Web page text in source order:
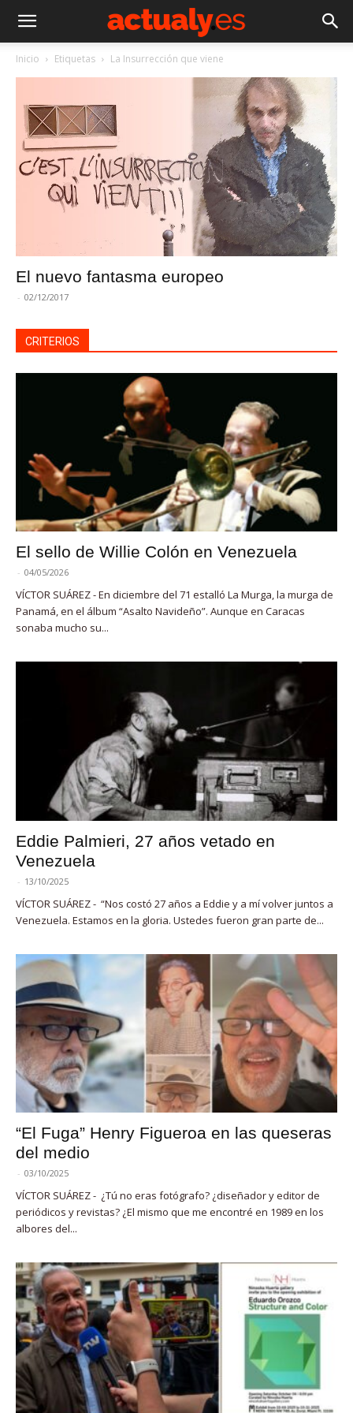
Inicio Etiquetas La Insurrección que viene
El nuevo fantasma europeo
- 02/12/2017
CRITERIOS
El sello de Willie Colón en Venezuela
- 04/05/2026
VÍCTOR SUÁREZ - En diciembre del 71 estalló La Murga, la murga de
Panamá, en el álbum “Asalto Navideño”. Aunque en Caracas
sonaba mucho su...
Eddie Palmieri, 27 años vetado en
Venezuela
- 13/10/2025
VÍCTOR SUÁREZ - “Nos costó 27 años a Eddie y a mí volver juntos a
Venezuela. Estamos en la gloria. Ustedes fueron gran parte de...
“El Fuga” Henry Figueroa en las queseras
del medio
- 03/10/2025
VÍCTOR SUÁREZ - ¿Tú no eras fotógrafo? ¿diseñador y editor de
periódicos y revistas? ¿El mismo que me encontré en 1989 en los
albores del...